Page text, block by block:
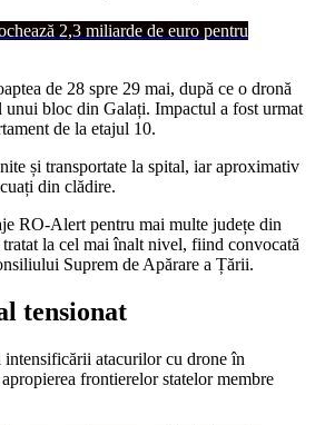
2,3 miliarde de euro pentru
de 28 spre 29 mai, după ce o dronă
unui bloc din Galați. Impactul a fost urmat
de la etajul 10.
și transportate la spital, iar aproximativ
din clădire.
RO-Alert pentru mai multe județe din
la cel mai înalt nivel, fiind convocată
Suprem de Apărare a Țării.
tensionat
atacurilor cu drone în
frontierelor statelor membre